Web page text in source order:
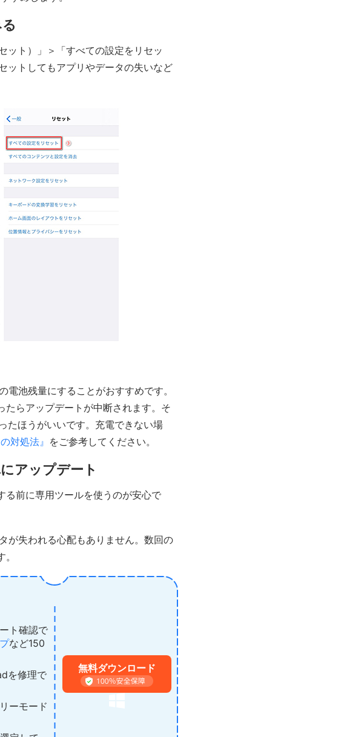
ット）」＞「すべての設定をリセッ
ットしてもアプリやデータの失いなど
池残量にすることがおすすめです。
たらアップデートが中断されます。そ
たほうがいいです。充電できない場
対処法』 をご参考してください。
アップデート
る前に専用ツールを使うのが安心で
が失われる心配もありません。数回の
ト確認で
など150
を修理で
ーモード
無料ダウンロード